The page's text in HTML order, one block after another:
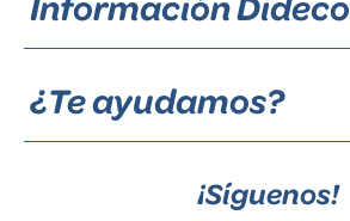
¿Te ayudamos?
¡Síguenos!